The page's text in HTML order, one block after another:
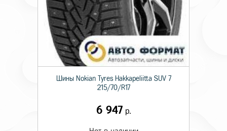
Шины Nokian Tyres Hakkapeliitta SUV 7
215/70/R17
6 947 р.